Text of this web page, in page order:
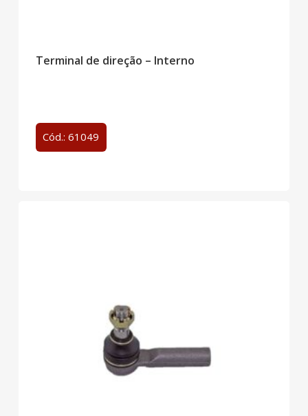
Terminal de direção – Interno
Cód.: 61049